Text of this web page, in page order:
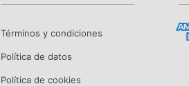
Términos y condiciones
Política de datos
Política de cookies